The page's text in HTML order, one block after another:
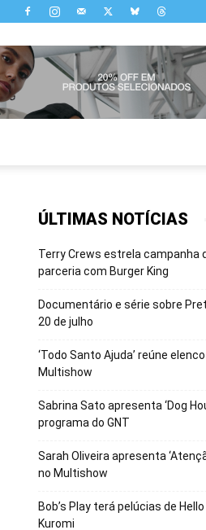
ÚLTIMAS NOTÍCIAS
Terry Crews estrela campanha
parceria com Burger King
Documentário e série sobre
20 de julho
‘Todo Santo Ajuda’ reúne
Multishow
Sabrina Sato apresenta ‘Dog
programa do GNT
Sarah Oliveira apresenta
no Multishow
Bob’s Play terá pelúcias de
Kuromi